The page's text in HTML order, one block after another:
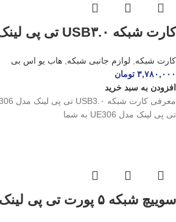
کارت شبکه USB۳.۰ تی پی لینک مدل UE۳۰۶
کارت شبکه لوازم جانبی شبکه هاب یو اس بی
۳,۷۸۰,۰۰۰ تومان
افزودن به سبد خرید
تی پی لینک مدل UE306 به شما
سوییچ شبکه ۵ پورت تی پی لینک مدل LS۱۰۰۵